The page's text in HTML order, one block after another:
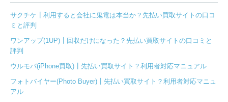
サクチケ┃利用すると会社に鬼電は本当か？先払い買取サイトの口コ
ミと評判
ワンアップ(1UP)┃回収だけになった？先払い買取サイトの口コミと
評判
ウルモバ(iPhone買取)┃先払い買取サイト？利用者対応マニュアル
フォトバイヤー(Photo Buyer)┃先払い買取サイト？利用者対応マニュ
アル